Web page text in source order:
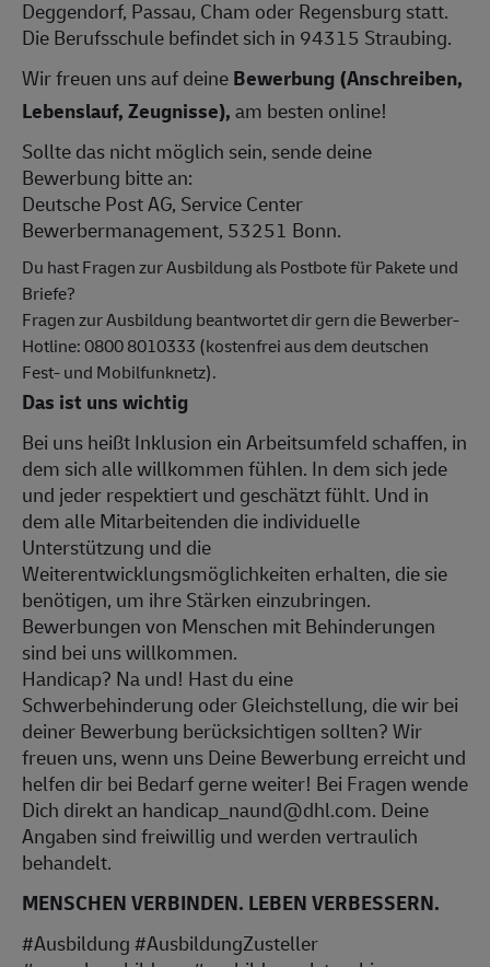
Deggendorf, Passau, Cham oder Regensburg statt.
Die Berufsschule befindet sich in 94315 Straubing.
Wir freuen uns auf deineBewerbung (Anschreiben,
Lebenslauf, Zeugnisse),am besten online!
Sollte das nicht möglich sein, sende deine
Bewerbung bitte an:
Deutsche Post AG, Service Center
Bewerbermanagement, 53251 Bonn.
Du hast Fragen zur Ausbildung als Postbote für Pakete und
Briefe?
Fragen zur Ausbildung beantwortet dir gern die Bewerber-
Hotline: 0800 8010333 (kostenfrei aus dem deutschen
Fest- und Mobilfunknetz).
Das ist uns wichtig
Bei uns heißt Inklusion ein Arbeitsumfeld schaffen, in
dem sich alle willkommen fühlen. In dem sich jede
und jeder respektiert und geschätzt fühlt. Und in
dem alle Mitarbeitenden die individuelle
Unterstützung und die
Weiterentwicklungsmöglichkeiten erhalten, die sie
benötigen, um ihre Stärken einzubringen.
Bewerbungen von Menschen mit Behinderungen
sind bei uns willkommen.
Handicap? Na und! Hast du eine
Schwerbehinderung oder Gleichstellung, die wir bei
deiner Bewerbung berücksichtigen sollten? Wir
freuen uns, wenn uns Deine Bewerbung erreicht und
helfen dir bei Bedarf gerne weiter! Bei Fragen wende
Dich direkt an handicap_naund@dhl.com. Deine
Angaben sind freiwillig und werden vertraulich
behandelt.
MENSCHEN VERBINDEN. LEBEN VERBESSERN.
#Ausbildung #AusbildungZusteller